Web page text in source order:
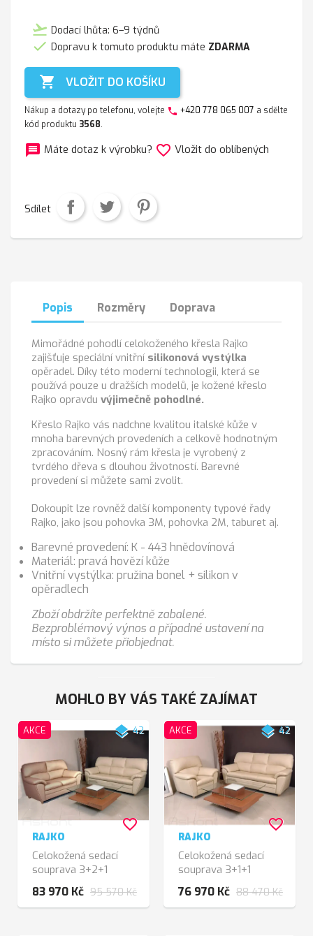
flight_takeoff Dodací lhůta: 6–9 týdnů
 Dopravu k tomuto produktu máte ZDARMA
 VLOŽIT DO KOŠÍKU
Nákup a dotazy po telefonu, volejte phone +420 778 065 007 a sdělte
kód produktu 3568.
message Máte dotaz k výrobku? favorite_border Vložit do oblíbených
Sdílet
Popis Rozměry Doprava
Mimořádné pohodlí celokoženého křesla Rajko
zajišťuje speciální vnitřní silikonová vystýlka
opěradel. Díky této moderní technologii, která se
používá pouze u dražších modelů, je kožené křeslo
Rajko opravdu výjimečně pohodlné.
Křeslo Rajko vás nadchne kvalitou italské kůže v
mnoha barevných provedeních a celkově hodnotným
zpracováním. Nosný rám křesla je vyrobený z
tvrdého dřeva s dlouhou životností. Barevné
provedení si můžete sami zvolit.
Dokoupit lze rovněž další komponenty typové řady
Rajko, jako jsou pohovka 3M, pohovka 2M, taburet aj.
Barevné provedení: K - 443 hnědovínová
Materiál: pravá hovězí kůže
Vnitřní vystýlka: pružina bonel + silikon v
opěradlech
Zboží obdržíte perfektně zabalené.
Bezproblémový výnos a případné ustavení na
místo si můžete přiobjednat.
MOHLO BY VÁS TAKÉ ZAJÍMAT
AKCE layers42
RAJKO
Celokožená sedací
souprava 3+2+1
83 970 Kč 95 570 Kč
favorite_border
AKCE layers42
RAJKO
Celokožená sedací
souprava 3+1+1
76 970 Kč 88 470 Kč
favorite_border